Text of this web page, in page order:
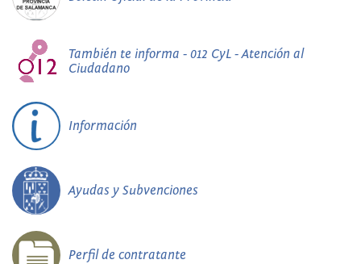
También te informa - 012 CyL - Atención al
Ciudadano
Información
Ayudas y Subvenciones
Perfil de contratante